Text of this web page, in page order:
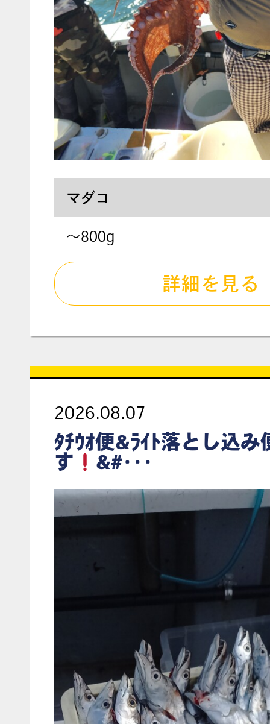
マダコ
～800g
詳細を見る
2026.08.07
ﾀﾁｳｵ便&ﾗｲﾄ落とし込み
す
&#･･･